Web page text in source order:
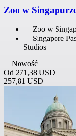
Zoo w
Zoo w
Singapore
Studios
Nowość
Od 271,38 USD
257,81 USD